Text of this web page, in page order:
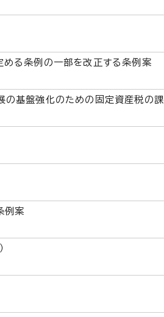
る条例の一部を改正する条例案
の基盤強化のための固定資産税の課
例案